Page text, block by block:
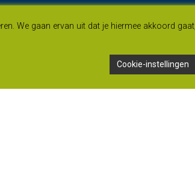
We gaan ervan uit dat je hiermee akkoord gaat,
Cookie-instellingen